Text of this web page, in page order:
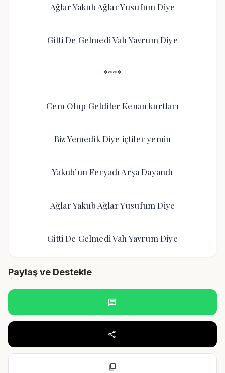
Ağlar Yakub Ağlar Yusufum Diye
Gitti De Gelmedi Vah Yavrum Diye
****
Cem Olup Geldiler Kenan kurtları
Biz Yemedik Diye içtiler yemin
Yakub’un Feryadı Arşa Dayandı
Ağlar Yakub Ağlar Yusufum Diye
Gitti De Gelmedi Vah Yavrum Diye
Paylaş ve Destekle
chat
share
content_copy